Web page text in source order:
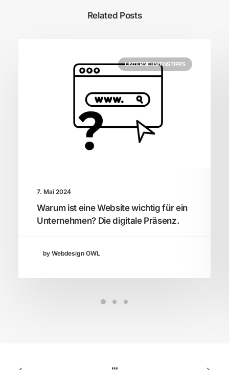
Related Posts
UNTERNEHMENSTIPPS
7. Mai 2024
Warum ist eine Website wichtig für ein
Unternehmen? Die digitale Präsenz.
by Webdesign OWL